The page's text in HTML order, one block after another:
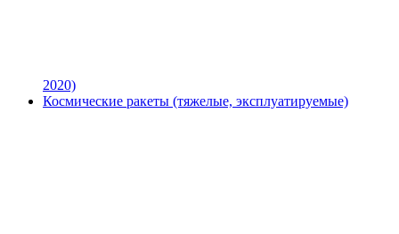
2020)
Космические ракеты (тяжелые, эксплуатируемые)